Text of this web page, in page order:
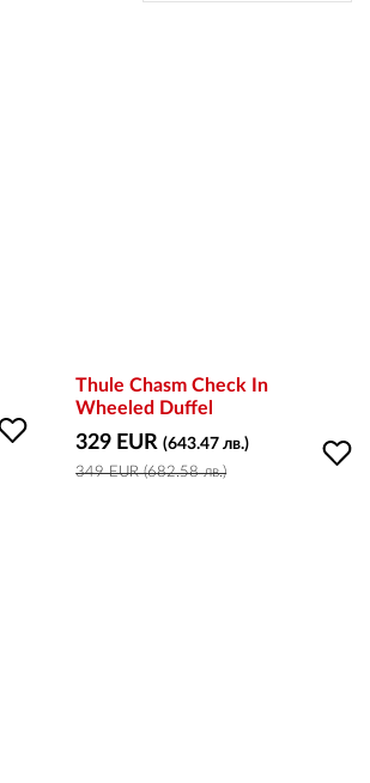
Thule Chasm Check In
Wheeled Duffel
329 EUR(643.47 лв.)
349 EUR (682.58 лв.)